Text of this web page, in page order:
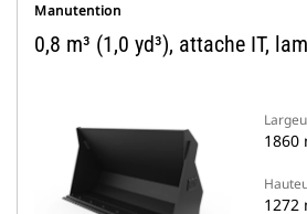
Manutention
0,8 m³ (1,0 yd³), attache IT,
1860
1272